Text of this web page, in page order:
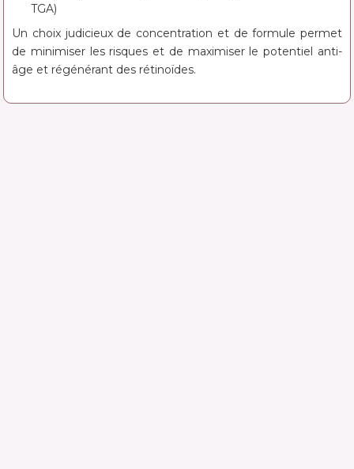
TGA)
Un choix judicieux de concentration et de formule permet
de minimiser les risques et de maximiser le potentiel anti-
âge et régénérant des rétinoïdes.